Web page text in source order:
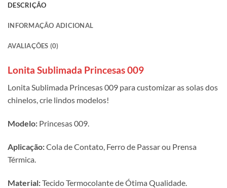
DESCRIÇÃO
INFORMAÇÃO ADICIONAL
AVALIAÇÕES (0)
Lonita Sublimada Princesas 009
Lonita Sublimada Princesas 009 para customizar as solas dos
chinelos, crie lindos modelos!
Modelo: Princesas 009.
Aplicação:Cola de Contato, Ferro de Passar ou Prensa
Térmica.
Material:Tecido Termocolante de Ótima Qualidade.